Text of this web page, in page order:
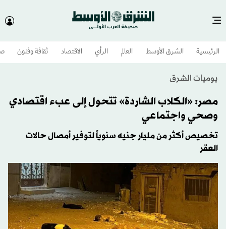
الرئيسية الشرق الأوسط​ العالم الرأي الاقتصاد ثقافة وفنون
يوميات الشرق
مصر: «الكلاب الشاردة» تتحول إلى عبء اقتصادي
وصحي واجتماعي
تخصيص أكثر من مليار جنيه سنوياً لتوفير أمصال حالات
العقر